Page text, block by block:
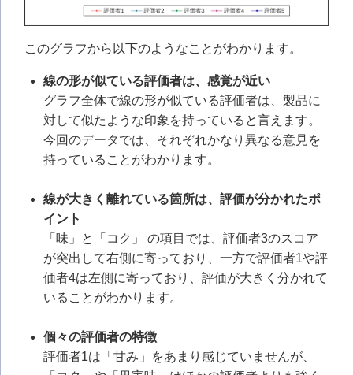
このグラフから以下のようなことがわかります。
線の形が似ている評価者は、感覚が近い
グラフ全体で線の形が似ている評価者は、製品に
対して似たような印象を持っていると言えます。
今回のデータでは、それぞれかなり異なる意見を
持っていることがわかります。
線が大きく離れている箇所は、評価が分かれたポ
イント
「味」と「コク」 の項目では、評価者3のスコア
が突出して右側に寄っており、一方で評価者1や評
価者4は左側に寄っており、評価が大きく分かれて
いることがわかります。
個々の評価者の特徴
評価者1は「甘み」をあまり感じていませんが、